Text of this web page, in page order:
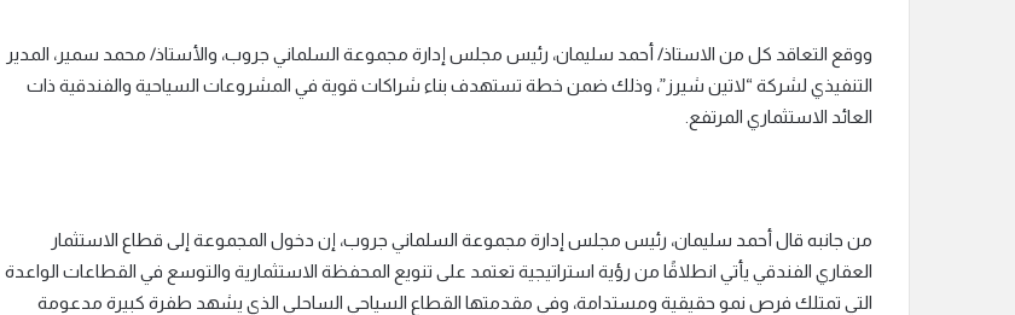
ووقع التعاقد كل من الاستاذ/ أحمد سليمان، رئيس مجلس إدارة مجموعة السلماني جروب، والأستاذ/ محمد سمير، المدير
التنفيذي لشركة “لاتين شيرز”، وذلك ضمن خطة تستهدف بناء شراكات قوية في المشروعات السياحية والفندقية ذات
العائد الاستثماري المرتفع.
من جانبه قال أحمد سليمان، رئيس مجلس إدارة مجموعة السلماني جروب، إن دخول المجموعة إلى قطاع الاستثمار
العقاري الفندقي يأتي انطلاقًا من رؤية استراتيجية تعتمد على تنويع المحفظة الاستثمارية والتوسع في القطاعات الواعدة
التي تمتلك فرص نمو حقيقية ومستدامة، وفي مقدمتها القطاع السياحي الساحلي الذي يشهد طفرة كبيرة مدعومة